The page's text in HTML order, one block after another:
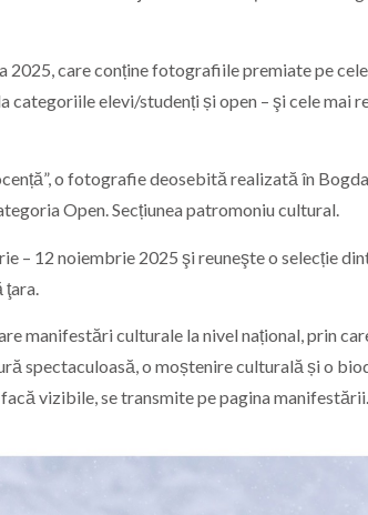
care conține fotografiile premiate pe
elevi/studenți și open – şi cele mai
o fotografie deosebită realizată în
Open. Secțiunea patromoniu cultural.
– 12 noiembrie 2025 şi reuneşte o selecție
manifestări culturale la nivel național, prin
spectaculoasă, o moștenire culturală și o
vizibile, se transmite pe pagina manifestării.